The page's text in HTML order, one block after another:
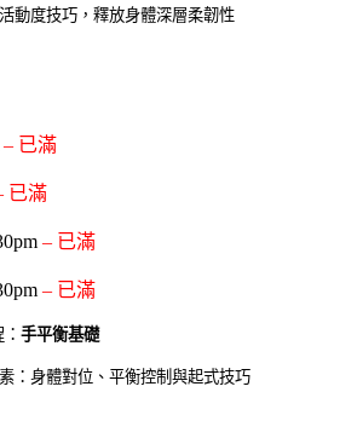
動度技巧，釋放身體深層柔韌性
– 已滿
已滿
– 已滿
– 已滿
手平衡基礎
：身體對位、平衡控制與起式技巧